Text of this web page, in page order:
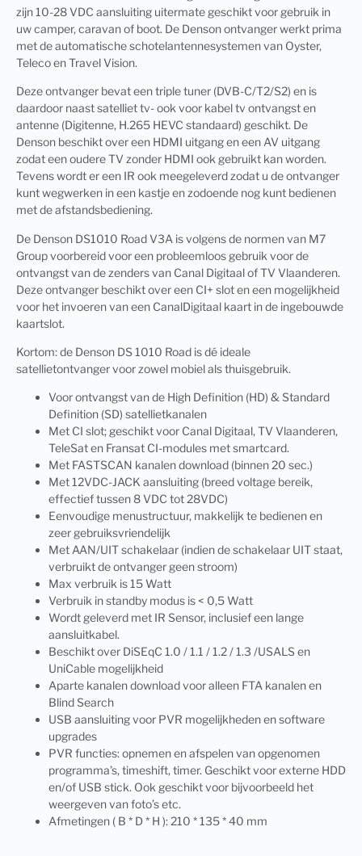
zijn 10-28 VDC aansluiting uitermate geschikt voor gebruik in
uw camper, caravan of boot. De Denson ontvanger werkt prima
met de automatische schotelantennesystemen van Oyster,
Teleco en Travel Vision.
Deze ontvanger bevat een triple tuner (DVB-C/T2/S2) en is
daardoor naast satelliet tv- ook voor kabel tv ontvangst en
antenne (Digitenne, H.265 HEVC standaard) geschikt. De
Denson beschikt over een HDMI uitgang en een AV uitgang
zodat een oudere TV zonder HDMI ook gebruikt kan worden.
Tevens wordt er een IR ook meegeleverd zodat u de ontvanger
kunt wegwerken in een kastje en zodoende nog kunt bedienen
met de afstandsbediening.
De Denson DS1010 Road V3A is volgens de normen van M7
Group voorbereid voor een probleemloos gebruik voor de
ontvangst van de zenders van Canal Digitaal of TV Vlaanderen.
Deze ontvanger beschikt over een CI+ slot en een mogelijkheid
voor het invoeren van een CanalDigitaal kaart in de ingebouwde
kaartslot.
Kortom: de Denson DS 1010 Road is dé ideale
satellietontvanger voor zowel mobiel als thuisgebruik.
Voor ontvangst van de High Definition (HD) & Standard
Definition (SD) satellietkanalen
Met CI slot; geschikt voor Canal Digitaal, TV Vlaanderen,
TeleSat en Fransat CI-modules met smartcard.
Met FASTSCAN kanalen download (binnen 20 sec.)
Met 12VDC-JACK aansluiting (breed voltage bereik,
effectief tussen 8 VDC tot 28VDC)
Eenvoudige menustructuur, makkelijk te bedienen en
zeer gebruiksvriendelijk
Met AAN/UIT schakelaar (indien de schakelaar UIT staat,
verbruikt de ontvanger geen stroom)
Max verbruik is 15 Watt
Verbruik in standby modus is < 0,5 Watt
Wordt geleverd met IR Sensor, inclusief een lange
aansluitkabel.
Beschikt over DiSEqC 1.0 / 1.1 / 1.2 / 1.3 /USALS en
UniCable mogelijkheid
Aparte kanalen download voor alleen FTA kanalen en
Blind Search
USB aansluiting voor PVR mogelijkheden en software
upgrades
PVR functies: opnemen en afspelen van opgenomen
programma’s, timeshift, timer. Geschikt voor externe HDD
en/of USB stick. Ook geschikt voor bijvoorbeeld het
weergeven van foto’s etc.
Afmetingen ( B * D * H ): 210 * 135 * 40 mm